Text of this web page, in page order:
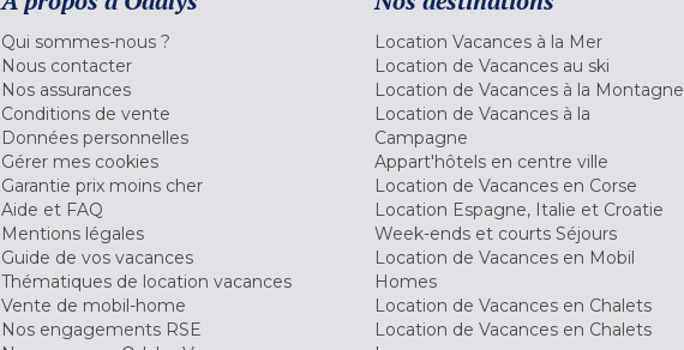
Qui sommes-nous ?
Nous contacter
Nos assurances
Conditions de vente
Données personnelles
Gérer mes cookies
Garantie prix moins cher
Aide et FAQ
Mentions légales
Guide de vos vacances
Thématiques de location vacances
Vente de mobil-home
Nos engagements RSE
Location Vacances à la Mer
Location de Vacances au ski
Location de Vacances à la Montagne
Location de Vacances à la
Campagne
Appart'hôtels en centre ville
Location de Vacances en Corse
Location Espagne, Italie et Croatie
Week-ends et courts Séjours
Location de Vacances en Mobil
Homes
Location de Vacances en Chalets
Location de Vacances en Chalets